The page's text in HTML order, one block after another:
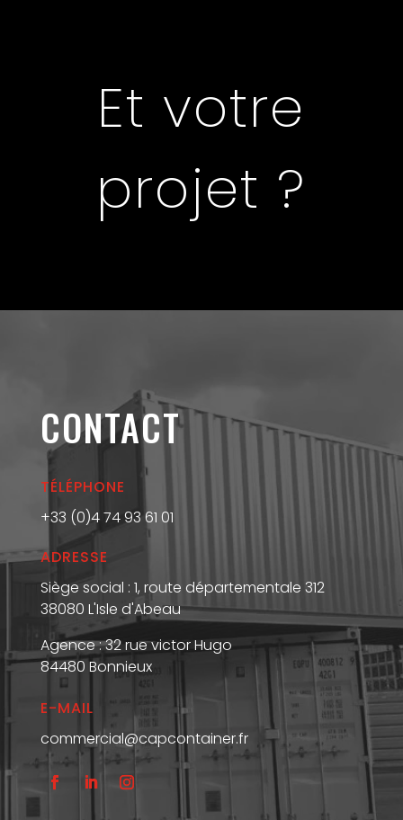
Et votre
projet ?
CONTACT
TÉLÉPHONE
+33 (0)4 74 93 61 01
ADRESSE
Siège social : 1, route départementale 312
38080 L'Isle d'Abeau
Agence : 32 rue victor Hugo
84480 Bonnieux
E-MAIL
commercial@capcontainer.fr